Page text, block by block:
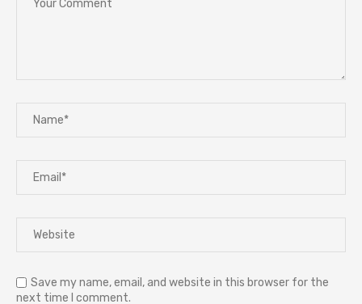
Save my name, email, and website in this browser for the
next time I comment.